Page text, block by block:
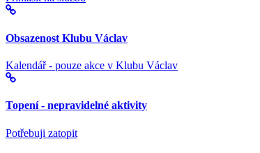
Obsazenost Klubu Václav
Kalendář - pouze akce v Klubu Václav
Topení - nepravidelné aktivity
Potřebuji zatopit